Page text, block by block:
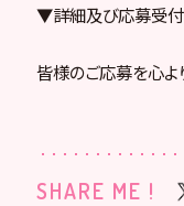
▼詳細及び応募受
皆様のご応募を心よ
SHARE ME !